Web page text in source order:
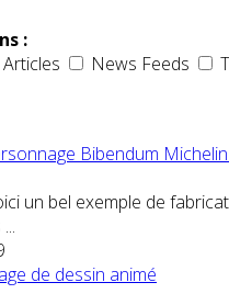
:
Articles News Feeds
Bibendum
un bel exemple de
de dessin animé